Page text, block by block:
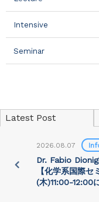
Intensive
Seminar
Latest Post
2026.08.07
Dr. Fabio
【化学系国際
(⽊)11:00-12:00